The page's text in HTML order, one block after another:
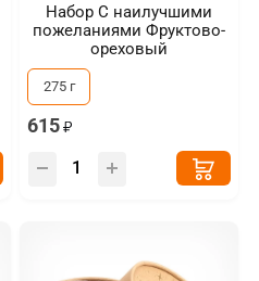
Набор С наилучшими
пожеланиями Фруктово-
ореховый
275 г
615